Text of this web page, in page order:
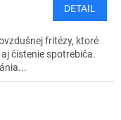
DETAIL
fritézy, ktoré
čistenie spotrebiča.